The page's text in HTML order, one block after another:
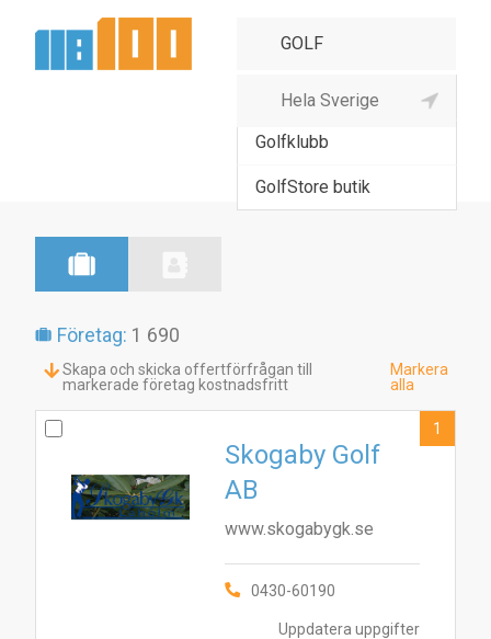
Golfbana
Golfklubb
GolfStore butik
Företag: 1 690
Skapa och skicka offertförfrågan till
markerade företag kostnadsfritt
Markera
alla
Uppdatera uppgifter
Skogaby Golf
AB
www.skogabygk.se
0430-60190
1